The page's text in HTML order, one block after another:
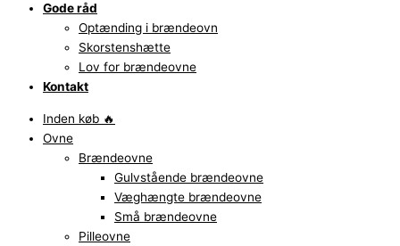
Gode råd
Optænding i brændeovn
Skorstenshætte
Lov for brændeovne
Kontakt
Inden køb 🔥
Ovne
Brændeovne
Gulvstående brændeovne
Væghængte brændeovne
Små brændeovne
Pilleovne